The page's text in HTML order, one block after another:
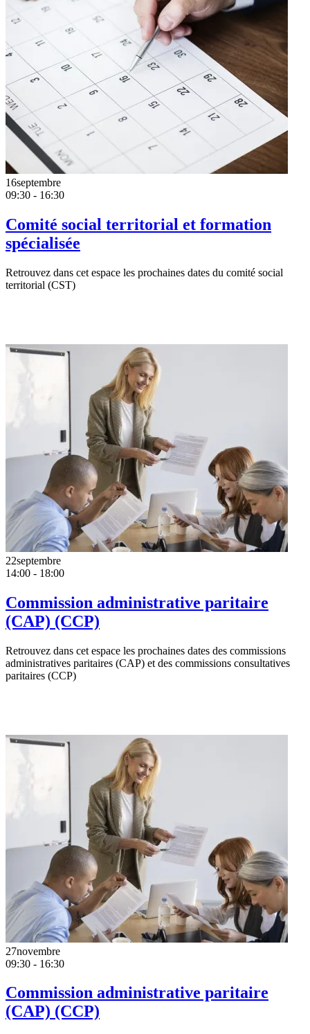
16septembre
09:30 - 16:30
Comité social territorial et formation
spécialisée
Retrouvez dans cet espace les prochaines dates du comité social
territorial (CST)
22septembre
14:00 - 18:00
Commission administrative paritaire
(CAP) (CCP)
Retrouvez dans cet espace les prochaines dates des commissions
administratives paritaires (CAP) et des commissions consultatives
paritaires (CCP)
27novembre
09:30 - 16:30
Commission administrative paritaire
(CAP) (CCP)